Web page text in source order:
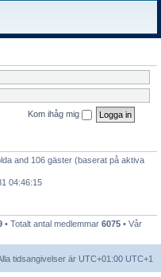
Kom ihåg mig
and 106 gäster (baserat på aktiva
04:46:15
• Totalt antal medlemmar 6075 • Vår
tidsangivelser är UTC+01:00 UTC+1